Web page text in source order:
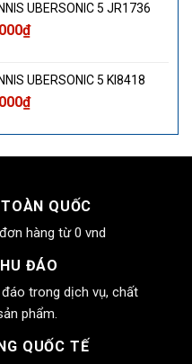
là:
2.550.000₫.
UBERSONIC 5 JR1736
₫Giá
là:
2.550.000₫.
UBERSONIC 5 KI8418
₫Giá
tại
là:
QUỐC
hàng từ 0 vnd
ĐÁO
trong dịch vụ, chất
phẩm.
QUỐC TẾ